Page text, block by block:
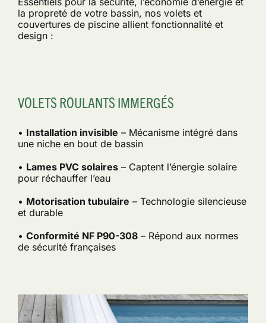
la propreté de votre bassin, nos volets et
couvertures de piscine allient fonctionnalité et
design :
VOLETS ROULANTS IMMERGÉS
• Installation invisible – Mécanisme intégré dans
une niche en bout de bassin
• Lames PVC solaires– Captent l’énergie solaire
pour réchauffer l’eau
• Motorisation tubulaire – Technologie silencieuse
et durable
• Conformité NF P90-308– Répond aux normes
de sécurité françaises